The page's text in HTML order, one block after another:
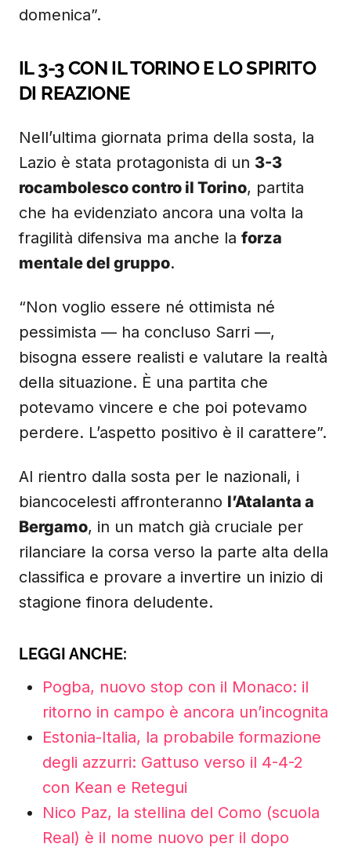
domenica”.
IL 3-3 CON IL TORINO E LO SPIRITO
DI REAZIONE
Nell’ultima giornata prima della sosta, la
Lazio è stata protagonista di un 3-3
rocambolesco contro il Torino, partita
che ha evidenziato ancora una volta la
fragilità difensiva ma anche la forza
mentale del gruppo.
“Non voglio essere né ottimista né
pessimista — ha concluso Sarri —,
bisogna essere realisti e valutare la realtà
della situazione. È una partita che
potevamo vincere e che poi potevamo
perdere. L’aspetto positivo è il carattere”.
Al rientro dalla sosta per le nazionali, i
biancocelesti affronteranno l’Atalanta a
Bergamo, in un match già cruciale per
rilanciare la corsa verso la parte alta della
classifica e provare a invertire un inizio di
stagione finora deludente.
LEGGI ANCHE:
Pogba, nuovo stop con il Monaco: il
ritorno in campo è ancora un’incognita
Estonia-Italia, la probabile formazione
degli azzurri: Gattuso verso il 4-4-2
con Kean e Retegui
Nico Paz, la stellina del Como (scuola
Real) è il nome nuovo per il dopo